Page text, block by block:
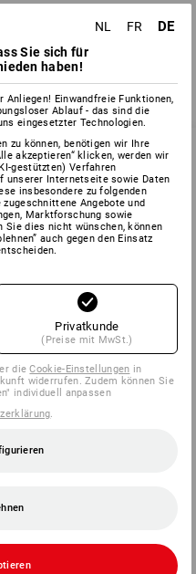
400 27 64
NL FR DE
Sie sich für
haben!
Einwandfreie Funktionen,
Ablauf - das sind die
eingesetzter Technologien.
zu können, benötigen wir Ihre
akzeptieren“ klicken, werden wir
gestützten) Verfahren
unserer Internetseite sowie Daten
insbesondere zu folgenden
Angebote und
Marktforschung sowie
Sie dies nicht wünschen, können
auch gegen den Einsatz
Privatkunde
(Preise mit MwSt.)
dieCookie-Einstellungen in
widerrufen. Zudem können Sie
individuell anpassen
.